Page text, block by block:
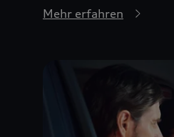
Mehr erfahren